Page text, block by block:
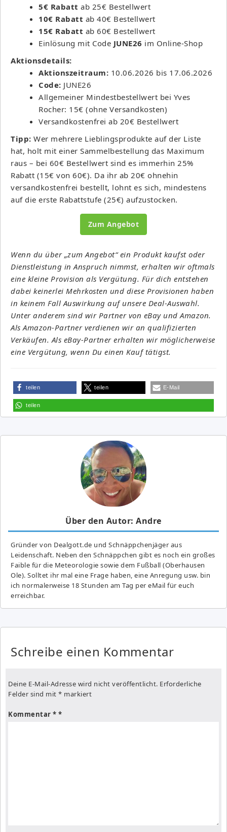
5€ Rabatt ab 25€ Bestellwert
10€ Rabatt ab 40€ Bestellwert
15€ Rabatt ab 60€ Bestellwert
Einlösung mit Code JUNE26 im Online-Shop
Aktionsdetails:
Aktionszeitraum: 10.06.2026 bis 17.06.2026
Code: JUNE26
Allgemeiner Mindestbestellwert bei Yves
Rocher: 15€ (ohne Versandkosten)
Versandkostenfrei ab 20€ Bestellwert
Tipp: Wer mehrere Lieblingsprodukte auf der Liste
hat, holt mit einer Sammelbestellung das Maximum
raus – bei 60€ Bestellwert sind es immerhin 25%
Rabatt (15€ von 60€). Da ihr ab 20€ ohnehin
versandkostenfrei bestellt, lohnt es sich, mindestens
auf die erste Rabattstufe (25€) aufzustocken.
Zum Angebot
Wenn du über „zum Angebot“ ein Produkt kaufst oder
Dienstleistung in Anspruch nimmst, erhalten wir oftmals
eine kleine Provision als Vergütung. Für dich entstehen
dabei keinerlei Mehrkosten und diese Provisionen haben
in keinem Fall Auswirkung auf unsere Deal-Auswahl.
Unter anderem sind wir Partner von eBay und Amazon.
Als Amazon-Partner verdienen wir an qualifizierten
Verkäufen. Als eBay-Partner erhalten wir möglicherweise
eine Vergütung, wenn Du einen Kauf tätigst.
teilen teilen E-Mail
teilen
Über den Autor: Andre
Gründer von Dealgott.de und Schnäppchenjäger aus
Leidenschaft. Neben den Schnäppchen gibt es noch ein großes
Fai­ble für die Meteorologie sowie dem Fußball (Oberhausen
Ole). Solltet ihr mal eine Frage haben, eine Anregung usw. bin
ich normalerweise 18 Stunden am Tag per eMail für euch
erreichbar.
Schreibe einen Kommentar
Deine E-Mail-Adresse wird nicht veröffentlicht. Erforderliche
Felder sind mit * markiert
Kommentar *